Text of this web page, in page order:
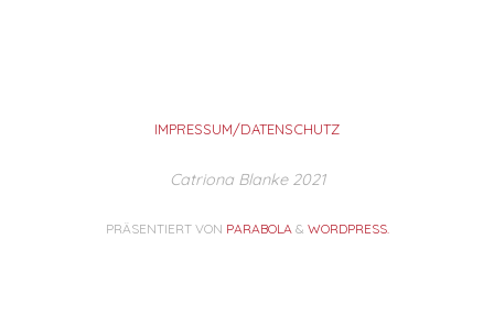
IMPRESSUM/DATENSCHUTZ
Catriona Blanke 2021
PRÄSENTIERT VON PARABOLA& WORDPRESS.